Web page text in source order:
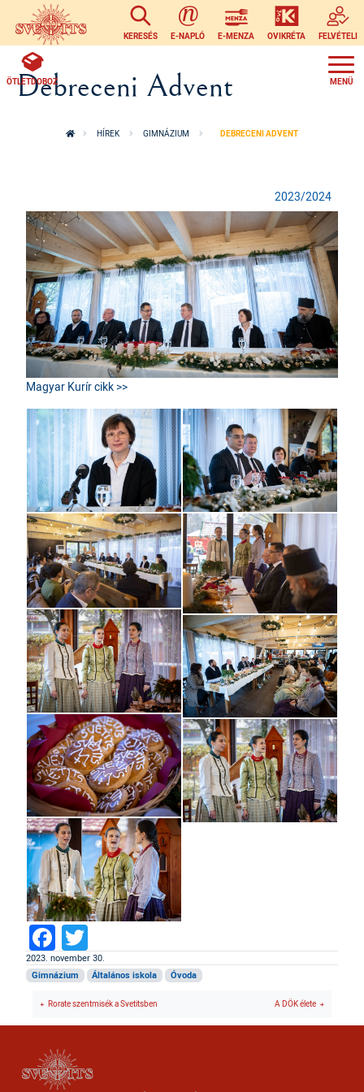
Ugrás a tartalomra
KERESÉS E-NAPLÓ E-MENZA OVIKRÉTA FELVÉTELI
ÖTLETDOBOZ
Debreceni Advent
HÍREK GIMNÁZIUM DEBRECENI ADVENT
2023/2024
Magyar Kurír cikk >>
Facebook
2023. november 30.
Gimnázium Általános iskola Óvoda
Rorate szentmisék a Svetitsben A DÖK élete